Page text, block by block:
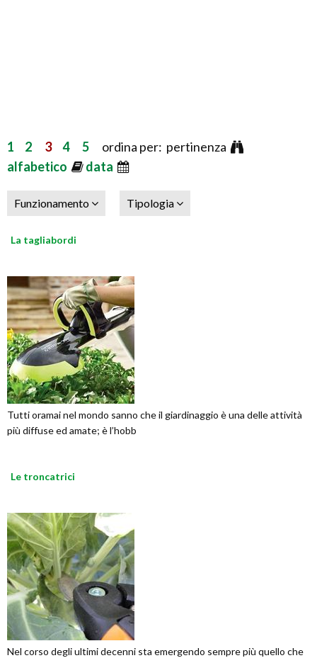
1 2 3 4 5 ordina per: pertinenza
alfabetico
data
Funzionamento Tipologia
La tagliabordi
Tutti oramai nel mondo sanno che il giardinaggio è una delle attività
più diffuse ed amate; è l’hobb
Le troncatrici
Nel corso degli ultimi decenni sta emergendo sempre più quello che